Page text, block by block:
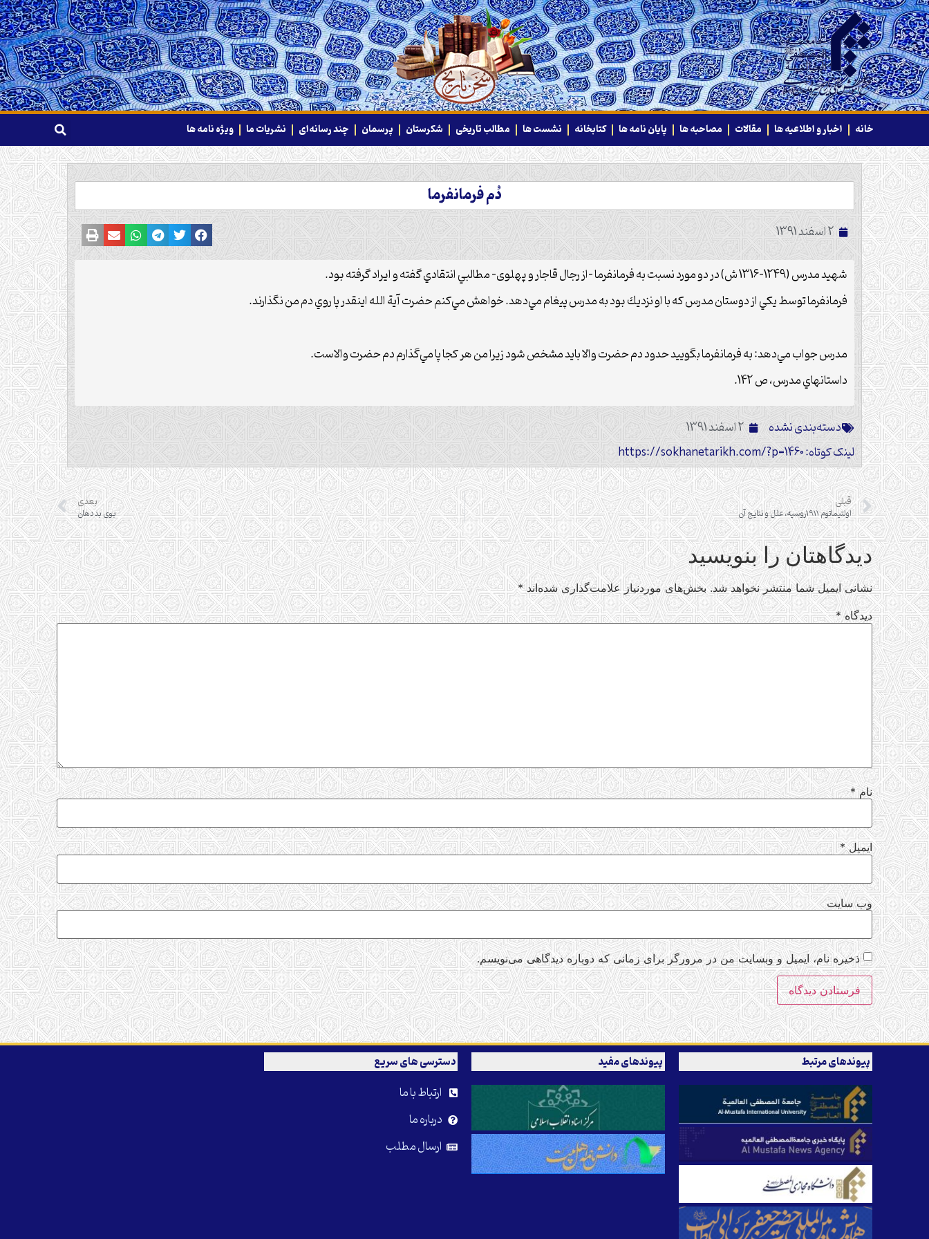
خانه اخبار و اطلاعیه ها مقالات مصاحبه ها پایان نامه ها کتابخانه نشست ها مطالب تاریخی شکرستان پرسمان چند رسانه‌ای نشریات ما ویژه نامه ها
دُم فرمانفرما
2 اسفند 1391
شهید مدرس (1249-1316 ش) در دو مورد نسبت به فرمانفرما -از رجال قاجار و پهلوی- مطالبي انتقادي گفته و ايراد گرفته بود.
فرمانفرما توسط يكي از دوستان مدرس كه با او نزديك بود به مدرس پيغام مي‌دهد. خواهش مي‌كنم حضرت آية الله اينقدر پا روي دم من نگذارند.
مدرس جواب مي‌دهد: به فرمانفرما بگوييد حدود دم حضرت والا بايد مشخص شود زيرا من هر كجا پا مي‌گذارم دم حضرت والاست.
داستانهاي مدرس، ص 142.
دسته‌بندی نشده
2 اسفند 1391
لینک کوتاه: https://sokhanetarikh.com/?p=1460
قبلی
اولتیماتوم 1911روسیه، علل و نتایج آن
بعدی
بوی بد دهان
دیدگاهتان را بنویسید
نشانی ایمیل شما منتشر نخواهد شد. بخش‌های موردنیاز علامت‌گذاری شده‌اند*
دیدگاه*
نام*
ایمیل*
وب‌ سایت
ذخیره نام، ایمیل و وبسایت من در مرورگر برای زمانی که دوباره دیدگاهی می‌نویسم.
پیوندهای مرتبط پیوندهای مفید دسترسی های سریع
ارتباط با ما
درباره ما
ارسال مطلب